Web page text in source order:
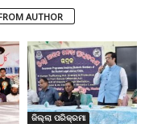
AUTHOR
ଜିଲ୍ଲା ପରିକ୍ରମା